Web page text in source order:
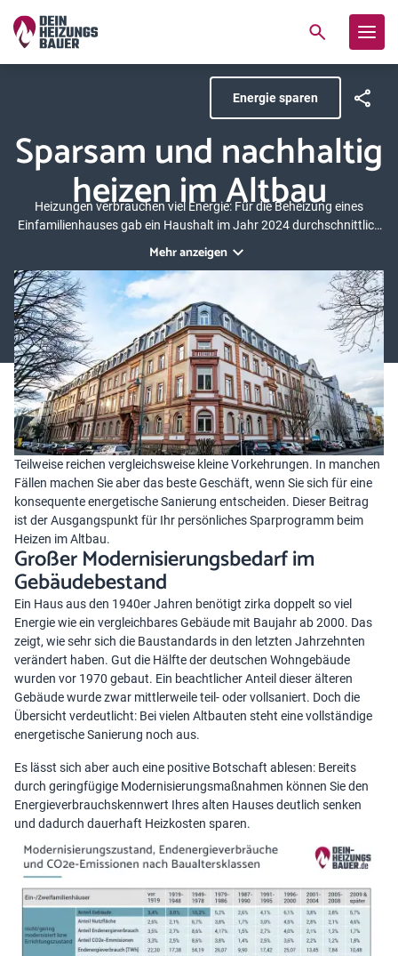
Energie sparen
Sparsam und nachhaltig
heizen im Altbau
Heizungen verbrauchen viel Energie: Für die Beheizung eines
Einfamilienhauses gab ein Haushalt im Jahr 2024 durchschnittlich
höher natürlich die Kosten. Ob einfache Heiztipps, Dämmung
erneuern oder Heizung austauschen: Wir zeigen, wie Sie im Altbau
Ihre Heizkosten deutlich senken.
Mehr anzeigen
Teilweise reichen vergleichsweise kleine Vorkehrungen. In manchen
Fällen machen Sie aber das beste Geschäft, wenn Sie sich für eine
konsequente energetische Sanierung entscheiden. Dieser Beitrag
ist der Ausgangspunkt für Ihr persönliches Sparprogramm beim
Heizen im Altbau.
Großer Modernisierungsbedarf im
Gebäudebestand
Ein Haus aus den 1940er Jahren benötigt zirka doppelt so viel
Energie wie ein vergleichbares Gebäude mit Baujahr ab 2000. Das
zeigt, wie sehr sich die Baustandards in den letzten Jahrzehnten
verändert haben. Gut die Hälfte der deutschen Wohngebäude
wurden vor 1970 gebaut. Ein beachtlicher Anteil dieser älteren
Gebäude wurde zwar mittlerweile teil- oder vollsaniert. Doch die
Übersicht verdeutlicht: Bei vielen Altbauten steht eine vollständige
energetische Sanierung noch aus.
Es lässt sich aber auch eine positive Botschaft ablesen: Bereits
durch geringfügige Modernisierungsmaßnahmen können Sie den
Energieverbrauchskennwert Ihres alten Hauses deutlich senken
und dadurch dauerhaft Heizkosten sparen.